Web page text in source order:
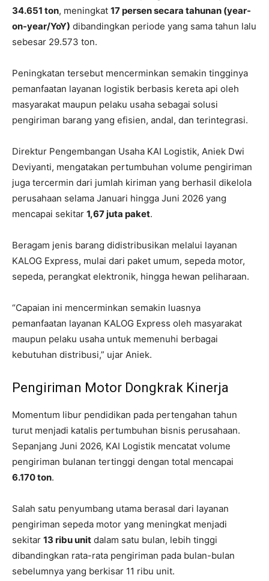
34.651 ton, meningkat 17 persen secara tahunan (year-
on-year/YoY) dibandingkan periode yang sama tahun lalu
sebesar 29.573 ton.
Peningkatan tersebut mencerminkan semakin tingginya
pemanfaatan layanan logistik berbasis kereta api oleh
masyarakat maupun pelaku usaha sebagai solusi
pengiriman barang yang efisien, andal, dan terintegrasi.
Direktur Pengembangan Usaha KAI Logistik, Aniek Dwi
Deviyanti, mengatakan pertumbuhan volume pengiriman
juga tercermin dari jumlah kiriman yang berhasil dikelola
perusahaan selama Januari hingga Juni 2026 yang
mencapai sekitar 1,67 juta paket.
Beragam jenis barang didistribusikan melalui layanan
KALOG Express, mulai dari paket umum, sepeda motor,
sepeda, perangkat elektronik, hingga hewan peliharaan.
“Capaian ini mencerminkan semakin luasnya
pemanfaatan layanan KALOG Express oleh masyarakat
maupun pelaku usaha untuk memenuhi berbagai
kebutuhan distribusi,” ujar Aniek.
Pengiriman Motor Dongkrak Kinerja
Momentum libur pendidikan pada pertengahan tahun
turut menjadi katalis pertumbuhan bisnis perusahaan.
Sepanjang Juni 2026, KAI Logistik mencatat volume
pengiriman bulanan tertinggi dengan total mencapai
6.170 ton.
Salah satu penyumbang utama berasal dari layanan
pengiriman sepeda motor yang meningkat menjadi
sekitar 13 ribu unit dalam satu bulan, lebih tinggi
dibandingkan rata-rata pengiriman pada bulan-bulan
sebelumnya yang berkisar 11 ribu unit.